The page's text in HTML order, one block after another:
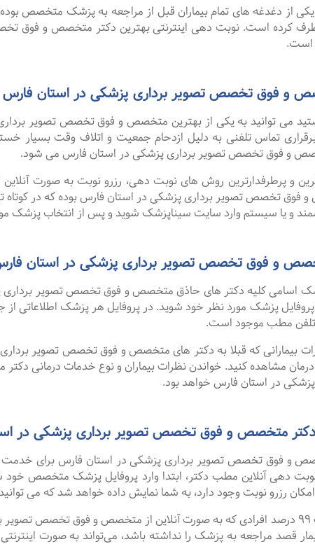
از دغدغه های تمام بیماران قبل از مراجعه به پزشک متخصص
برطرف کرده است. نوبت دهی اینترنتی بهترین دکتر متخصص و
است.
و فوق تخصص تصویر برداری پزشکی در استان فارس
می توانید به یکی از بهترین متخصص و فوق تخصص تصویر
تماس تلفنی به دلیل ازدحام جمعیت و اتلاف وقت بسیار
و فوق تخصص تصویر برداری پزشکی در استان فارس می شود.
و پرطرفدارترین روش های نوبت دهی، رزرو نوبت به صورت
تخصص تصویر برداری پزشکی در استان فارس بوده که در کوتاه
و یا سیستم وارد سایت سیناپزشک شوید و پس از انتخاب پزشک
و فوق تخصص تصویر برداری پزشکی در استان
اسامی کلیه دکتر های حاذق متخصص و فوق تخصص تصویر برداری
پروفایل پزشک مورد نظر خود شوید. در پروفایل هر پزشک
مطب موجود است.
بیمارانی که قبلا به دکتر های متخصص و فوق تخصص تصویر
مشاهده کنید. خواندن نظرات بیماران و نوع خدمات درمانی
در استان فارس خواهد بود.
دکتر متخصص و فوق تخصص تصویر برداری پزشکی در
و فوق تخصص تصویر برداری پزشکی در استان فارس برای خدمت
دهی آنلاین مطب دکتر، ابتدا وارد پروفایل پزشک متخصص
رزرو نوبت وجود دارد، به شما نمایش داده خواهد شد که می توانید
به جرات می‌ توان گفت ۹۹ درصد افرادی که به صورت آنلاین از متخصص و فوق
قصد مراجعه به پزشک را نداشته باشد، می‌تواند به صورت